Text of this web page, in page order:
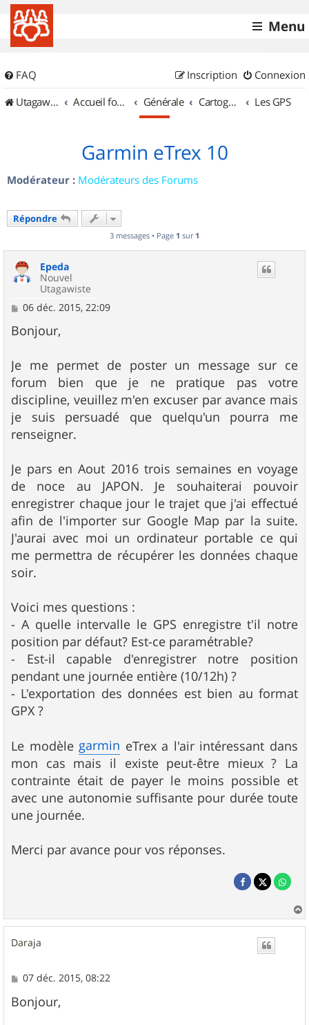
Menu
FAQ Connexion
Inscription
UtagawaVTT (Randos VTT et VTTAE avec traces GPS)
Accueil forum Générale Cartographie et GPS Les GPS
Garmin eTrex 10
Modérateur : Modérateurs des Forums
Répondre
3 messages • Page 1 sur 1
Epeda
Nouvel
Utagawiste
M
s
s
g
e
06 déc. 2015, 22:09
Bonjour,
Je me permet de poster un message sur ce
forum bien que je ne pratique pas votre
discipline, veuillez m'en excuser par avance mais
je suis persuadé que quelqu'un pourra me
renseigner.
Je pars en Aout 2016 trois semaines en voyage
de noce au JAPON. Je souhaiterai pouvoir
enregistrer chaque jour le trajet que j'ai effectué
afin de l'importer sur Google Map par la suite.
J'aurai avec moi un ordinateur portable ce qui
me permettra de récupérer les données chaque
soir.
Voici mes questions :
- A quelle intervalle le GPS enregistre t'il notre
position par défaut? Est-ce paramétrable?
- Est-il capable d'enregistrer notre position
pendant une journée entière (10/12h) ?
- L'exportation des données est bien au format
GPX ?
Le modèlegarmin eTrex a l'air intéressant dans
mon cas mais il existe peut-être mieux ? La
contrainte était de payer le moins possible et
avec une autonomie suffisante pour durée toute
une journée.
Merci par avance pour vos réponses.
a
Daraja
M
s
s
07 déc. 2015, 08:22
Bonjour,